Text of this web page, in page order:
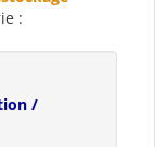
:
/